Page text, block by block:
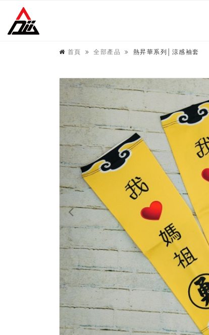
首頁 全部產品 熱昇華系列│涼感袖套